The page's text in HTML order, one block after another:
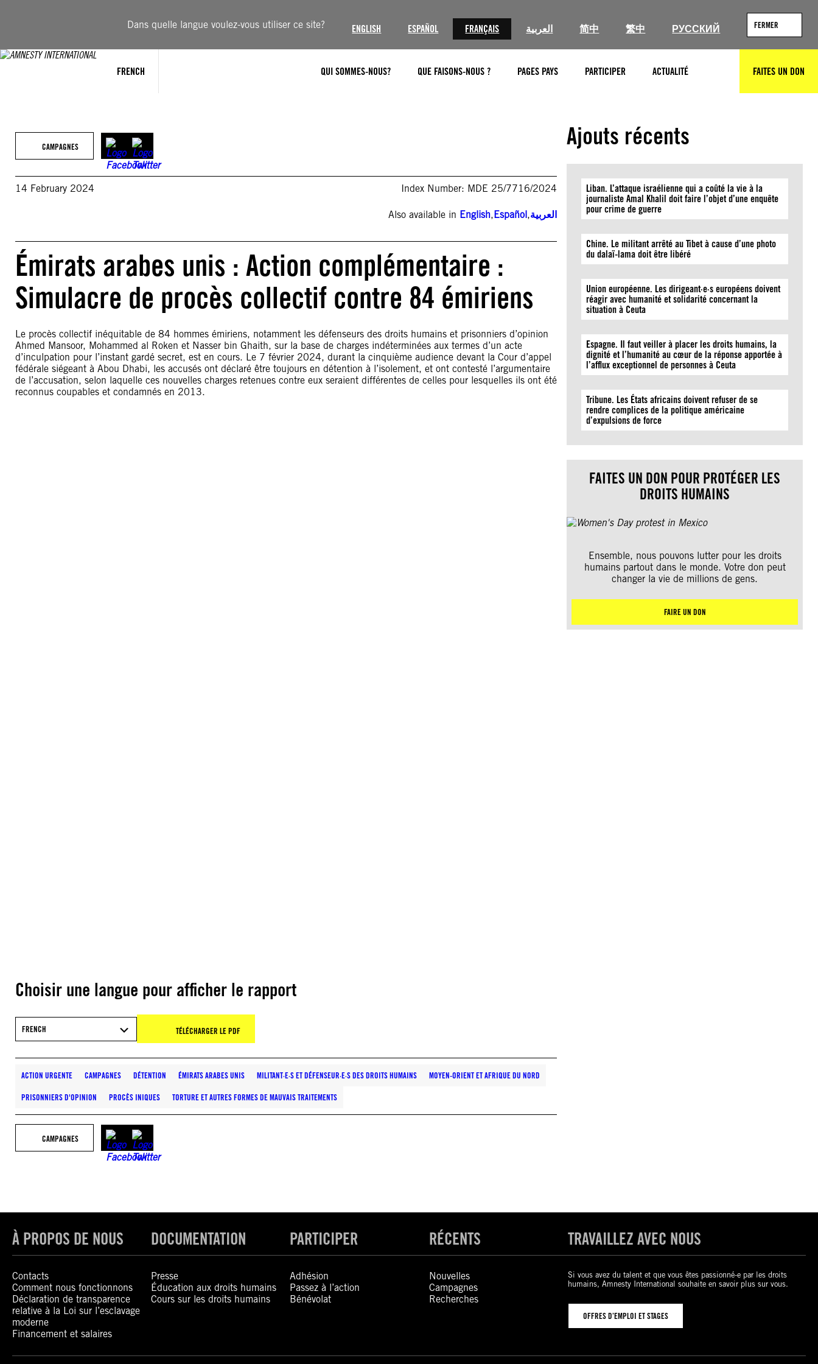
Dans quelle langue voulez-vous utiliser ce site? ENGLISH ESPAÑOL FRANÇAIS العربية 简中 繁中 РУССКИЙ FERMER
FRENCH QUI SOMMES-NOUS? QUE FAISONS-NOUS ? PAGES PAYS PARTICIPER ACTUALITÉ RECHERCHERFAITES UN DON
CAMPAGNES
14 February 2024 Index Number: MDE 25/7716/2024
Also available in English,Español,العربية
Émirats arabes unis : Action complémentaire :
Simulacre de procès collectif contre 84 émiriens
Le procès collectif inéquitable de 84 hommes émiriens, notamment les défenseurs des droits humains et prisonniers d’opinion
Ahmed Mansoor, Mohammed al Roken et Nasser bin Ghaith, sur la base de charges indéterminées aux termes d’un acte
d’inculpation pour l’instant gardé secret, est en cours. Le 7 février 2024, durant la cinquième audience devant la Cour d’appel
fédérale siégeant à Abou Dhabi, les accusés ont déclaré être toujours en détention à l’isolement, et ont contesté l’argumentaire
de l’accusation, selon laquelle ces nouvelles charges retenues contre eux seraient différentes de celles pour lesquelles ils ont été
reconnus coupables et condamnés en 2013.
Choisir une langue pour afficher le rapport
FRENCH TÉLÉCHARGER LE PDF
ACTION URGENTE CAMPAGNES DÉTENTION ÉMIRATS ARABES UNIS MILITANT·E·S ET DÉFENSEUR·E·S DES DROITS HUMAINS MOYEN-ORIENT ET AFRIQUE DU NORD
PRISONNIERS D'OPINION PROCÈS INIQUES TORTURE ET AUTRES FORMES DE MAUVAIS TRAITEMENTS
CAMPAGNES
Ajouts récents
Liban. L’attaque israélienne qui a coûté la vie à la
journaliste Amal Khalil doit faire l’objet d’une enquête
pour crime de guerre
Chine. Le militant arrêté au Tibet à cause d’une photo
du dalaï-lama doit être libéré
Union européenne. Les dirigeant·e·s européens doivent
réagir avec humanité et solidarité concernant la
situation à Ceuta
Espagne. Il faut veiller à placer les droits humains, la
dignité et l’humanité au cœur de la réponse apportée à
l’afflux exceptionnel de personnes à Ceuta
Tribune. Les États africains doivent refuser de se
rendre complices de la politique américaine
d’expulsions de force
FAITES UN DON POUR PROTÉGER LES
DROITS HUMAINS
Ensemble, nous pouvons lutter pour les droits
humains partout dans le monde. Votre don peut
changer la vie de millions de gens.
FAIRE UN DON
À PROPOS DE NOUS
Contacts
Comment nous fonctionnons
Déclaration de transparence
relative à la Loi sur l’esclavage
moderne
Financement et salaires
DOCUMENTATION
Presse
Éducation aux droits humains
Cours sur les droits humains
PARTICIPER
Adhésion
Passez à l’action
Bénévolat
RÉCENTS
Nouvelles
Campagnes
Recherches
TRAVAILLEZ AVEC NOUS
Si vous avez du talent et que vous êtes passionné-e par les droits
humains, Amnesty International souhaite en savoir plus sur vous.
OFFRES D’EMPLOI ET STAGES